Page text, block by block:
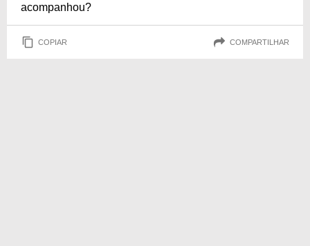
acompanhou?
COPIAR COMPARTILHAR